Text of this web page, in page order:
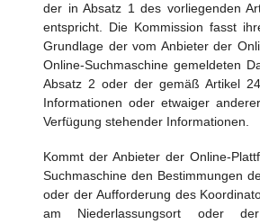
der in Absatz 1 des vorliegenden
entspricht. Die Kommission fasst
Grundlage der vom Anbieter der
Online-Suchmaschine gemeldeten
Absatz 2 oder der gemäß Artikel
Informationen oder etwaiger
Verfügung stehender Informationen.
Kommt der Anbieter der Online-
Suchmaschine den Bestimmungen
oder der Aufforderung des
am Niederlassungsort oder